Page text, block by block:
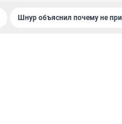
Шнур объяснил почему не